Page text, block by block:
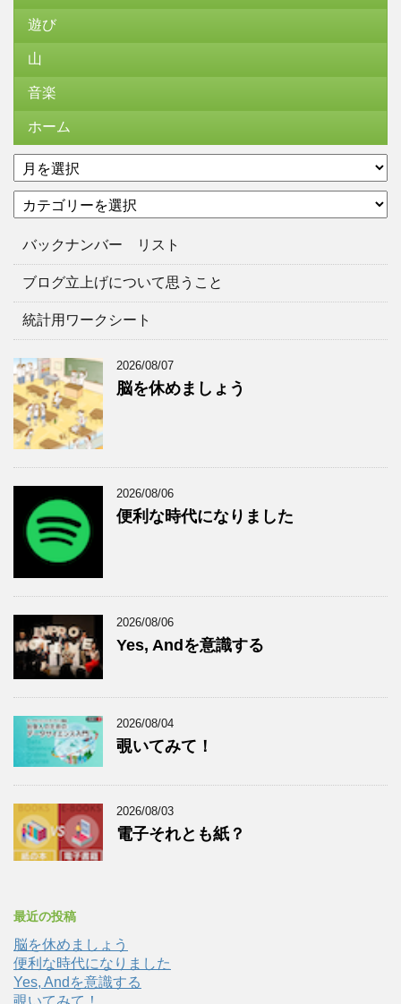
遊び
山
音楽
ホーム
ア
ー
イ
テ
リ
バックナンバー リスト
ブログ立上げについて思うこと
統計用ワークシート
2026/08/07
脳を休めましょう
2026/08/06
便利な時代になりました
2026/08/06
Yes, Andを意識する
2026/08/04
覗いてみて！
2026/08/03
電子それとも紙？
最近の投稿
脳を休めましょう
便利な時代になりました
Yes, Andを意識する